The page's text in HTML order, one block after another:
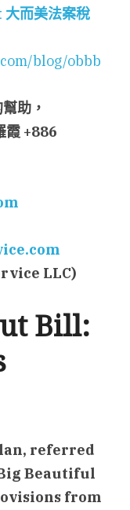
大而美法案稅
blog/obbb
助，
霞 +886
LLC)
Bill:
referred
Beautiful
from